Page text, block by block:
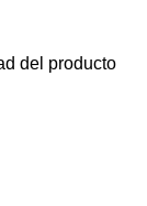
del producto